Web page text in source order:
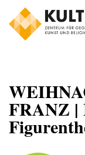
FRANZ |